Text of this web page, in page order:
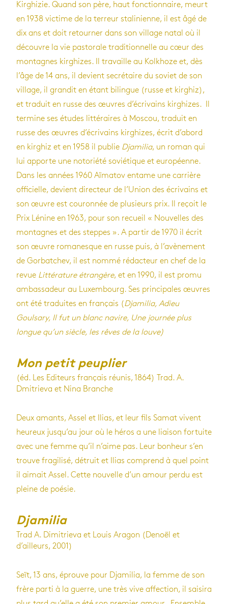
Kirghizie. Quand son père, haut fonctionnaire, meurt
en 1938 victime de la terreur stalinienne, il est âgé de
dix ans et doit retourner dans son village natal où il
découvre la vie pastorale traditionnelle au cœur des
montagnes kirghizes. Il travaille au Kolkhoze et, dès
l’âge de 14 ans, il devient secrétaire du soviet de son
village, il grandit en étant bilingue (russe et kirghiz),
et traduit en russe des œuvres d’écrivains kirghizes. Il
termine ses études littéraires à Moscou, traduit en
russe des œuvres d’écrivains kirghizes, écrit d’abord
en kirghiz et en 1958 il publie Djamilia, un roman qui
lui apporte une notoriété soviétique et européenne.
Dans les années 1960 Aïmatov entame une carrière
officielle, devient directeur de l’Union des écrivains et
son œuvre est couronnée de plusieurs prix. Il reçoit le
Prix Lénine en 1963, pour son recueil « Nouvelles des
montagnes et des steppes ». A partir de 1970 il écrit
son œuvre romanesque en russe puis, à l’avènement
de Gorbatchev, il est nommé rédacteur en chef de la
revue Littérature étrangère, et en 1990, il est promu
ambassadeur au Luxembourg. Ses principales œuvres
ont été traduites en français (Djamilia, Adieu
Goulsary, Il fut un blanc navire, Une journée plus
longue qu’un siècle, les rêves de la louve)
Mon petit peuplier
(éd. Les Editeurs français réunis, 1864) Trad. A.
Dmitrieva et Nina Branche
Deux amants, Assel et Ilias, et leur fils Samat vivent
heureux jusqu’au jour où le héros a une liaison fortuite
avec une femme qu’il n’aime pas. Leur bonheur s’en
trouve fragilisé, détruit et Ilias comprend à quel point
il aimait Assel. Cette nouvelle d’un amour perdu est
pleine de poésie.
Djamilia
Trad A. Dimitrieva et Louis Aragon (Denoël et
d’ailleurs, 2001)
Seït, 13 ans, éprouve pour Djamilia, la femme de son
frère parti à la guerre, une très vive affection, il saisira